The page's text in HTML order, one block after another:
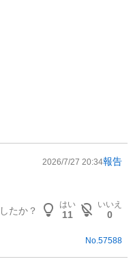
2026/7/27 20:34報告
たか？
はい
11
いいえ
0
No.57588